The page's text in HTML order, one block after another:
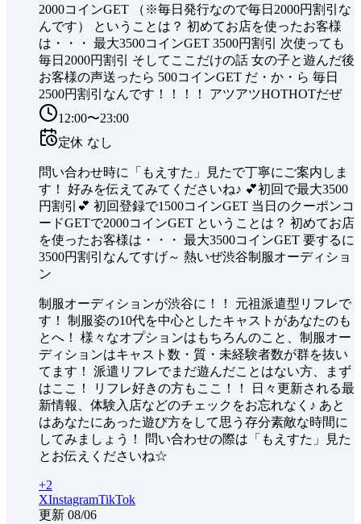
2000コインGET （※毎日発行なので毎日2000円割引な
んです） ということは？ 初めてお店を使ったお客様
は・・・ 最大3500コインGET 3500円割引 次使っても
毎日2000円割引 そしてここだけの話 女の子と遊んだ後
お客様の声送ったら 500コインGET だ・か・ら 毎日
2500円割引なんです！！！！ アツアツHOTHOTだぜ
12:00〜23:00
定休 なし
問い合わせ時に「もえすた」見たで丁寧にご案内しま
す！ 好みを伝えてみてくださいね♪ 💕初回で最大3500
円割引💕 初回登録で1500コインGET 当日のクーポンコ
ードGETで2000コインGET ということは？ 初めてお店
を使ったお客様は・・・ 最大3500コインGET 要するに
3500円割引なんてすげ～ 熱いぜ渋谷制服オーディショ
ン
制服オーディションが渋谷に！！ 元祖派遣型リフレで
す！ 制服姿の10代を中心としたキャストがあなたのも
とへ！ 様々なオプションはもちろんのこと、制服オー
ディションはキャスト数・質・未経験者数が群を抜い
てます！ 派遣リフレでまだ遊んだことはない方、まず
はここ！ リフレ好きの方もここ！！ 日々更新される最
新情報、体験入店などのチェックをお忘れなく♪ あと
はあなたにあった遊び方をして思う存分素敵な時間に
してみましょう！ 問い合わせの際は「もえすた」見た
とお伝えくださいね☆
+2
XInstagramTikTok
更新 08/06